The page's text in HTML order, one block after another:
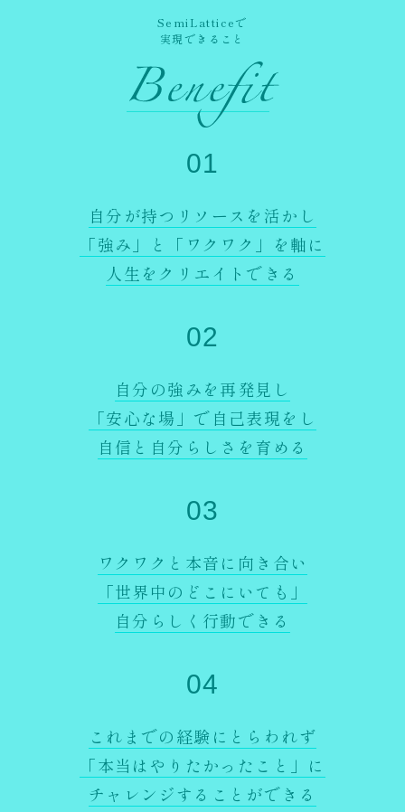
SemiLatticeで
実現できること
01
自分が持つリソースを活かし
「強み」と「ワクワク」を軸に
人生をクリエイトできる
02
自分の強みを再発見し
「安心な場」で自己表現をし
自信と自分らしさを育める
03
ワクワクと本音に向き合い
「世界中のどこにいても」
自分らしく行動できる
04
これまでの経験にとらわれず
「本当はやりたかったこと」に
チャレンジすることができる